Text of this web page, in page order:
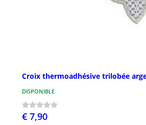
Croix thermoadhésive trilobée
DISPONIBLE
€ 7,90